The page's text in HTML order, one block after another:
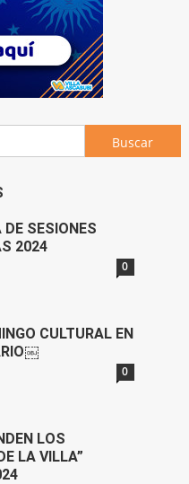
Buscar:
SESIONES
2024
0
CULTURAL EN
0
LOS
LA VILLA”